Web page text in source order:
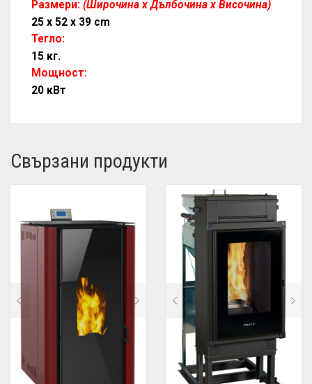
Размери: (Широчина x Дълбочина x Височина)
25 x 52 x 39 cm
Тегло:
15 кг.
Мощност:
20 кВт
Свързани продукти